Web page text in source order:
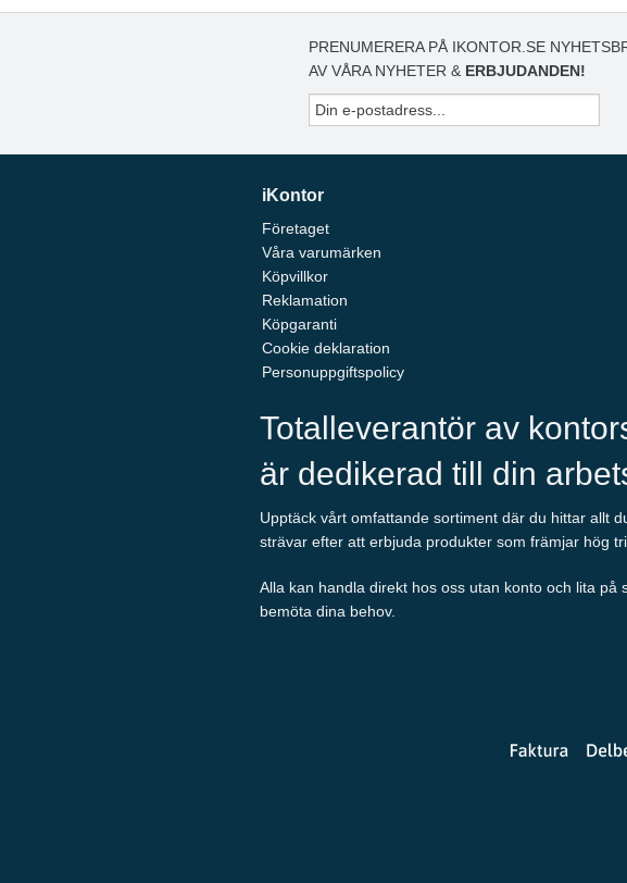
PRENUMERERA PÅ IKONTOR.SE
AV VÅRA NYHETER & ERBJUDANDEN!
iKontor
Företaget
Våra varumärken
Köpvillkor
Reklamation
Köpgaranti
Cookie deklaration
Personuppgiftspolicy
Totalleverantör av
är dedikerad till din
Upptäck vårt omfattande sortiment där du hittar allt
strävar efter att erbjuda produkter som främjar hög
Alla kan handla direkt hos oss utan konto och lita
bemöta dina behov.